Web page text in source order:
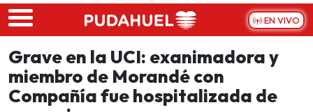
Skip to main content
EN VIVO
Grave en la UCI: exanimadora y
miembro de Morandé con
Compañía fue hospitalizada de